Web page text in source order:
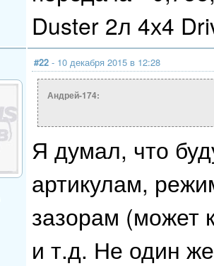
Duster 2л 4х4
#22 - 10 декабря 2015 в 12:28
Андрей-174:
Я думал, что
артикулам,
зазорам (может
и т.д. Не один